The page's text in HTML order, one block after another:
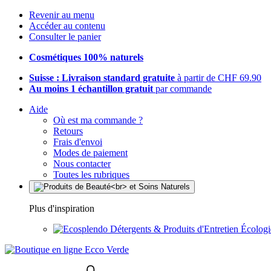
Revenir au menu
Accéder au contenu
Consulter le panier
Cosmétiques 100% naturels
Suisse : Livraison standard gratuite à partir de CHF 69.90
Au moins 1 échantillon gratuit par commande
Aide
Où est ma commande ?
Retours
Frais d'envoi
Modes de paiement
Nous contacter
Toutes les rubriques
Plus d'inspiration
Détergents & Produits d'Entretien